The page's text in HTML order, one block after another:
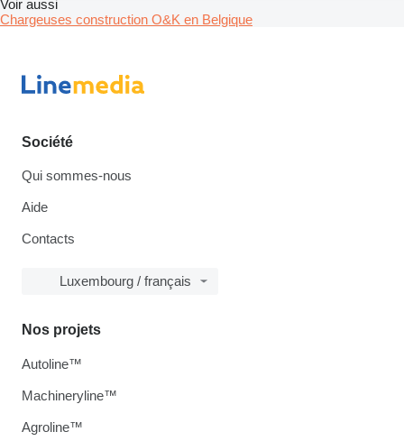
Voir aussi
Chargeuses construction O&K en Belgique
Société
Qui sommes-nous
Aide
Contacts
Luxembourg / français
Nos projets
Autoline™
Machineryline™
Agroline™